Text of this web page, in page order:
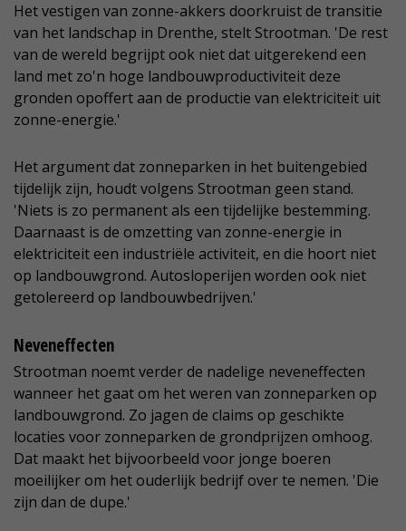
Het vestigen van zonne-akkers doorkruist de transitie
van het landschap in Drenthe, stelt Strootman. 'De rest
van de wereld begrijpt ook niet dat uitgerekend een
land met zo'n hoge landbouwproductiviteit deze
gronden opoffert aan de productie van elektriciteit uit
zonne-energie.'
Het argument dat zonneparken in het buitengebied
tijdelijk zijn, houdt volgens Strootman geen stand.
'Niets is zo permanent als een tijdelijke bestemming.
Daarnaast is de omzetting van zonne-energie in
elektriciteit een industriële activiteit, en die hoort niet
op landbouwgrond. Autosloperijen worden ook niet
getolereerd op landbouwbedrijven.'
Neveneffecten
Strootman noemt verder de nadelige neveneffecten
wanneer het gaat om het weren van zonneparken op
landbouwgrond. Zo jagen de claims op geschikte
locaties voor zonneparken de grondprijzen omhoog.
Dat maakt het bijvoorbeeld voor jonge boeren
moeilijker om het ouderlijk bedrijf over te nemen. 'Die
zijn dan de dupe.'